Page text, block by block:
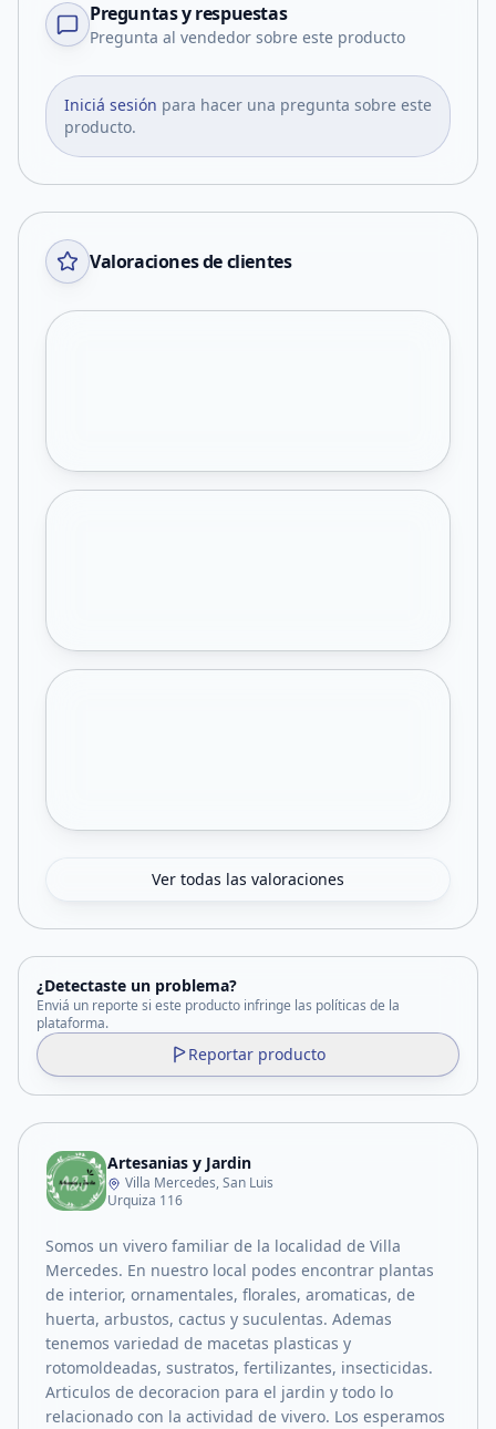
Preguntas y respuestas
Pregunta al vendedor sobre este producto
Iniciá sesión para hacer una pregunta sobre este
producto.
Valoraciones de clientes
Ver todas las valoraciones
¿Detectaste un problema?
Enviá un reporte si este producto infringe las políticas de la
plataforma.
Reportar producto
Artesanias y Jardin
Villa Mercedes, San Luis
Urquiza 116
Somos un vivero familiar de la localidad de Villa
Mercedes. En nuestro local podes encontrar plantas
de interior, ornamentales, florales, aromaticas, de
huerta, arbustos, cactus y suculentas. Ademas
tenemos variedad de macetas plasticas y
rotomoldeadas, sustratos, fertilizantes, insecticidas.
Articulos de decoracion para el jardin y todo lo
relacionado con la actividad de vivero. Los esperamos